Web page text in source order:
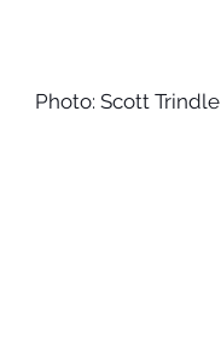
Photo: Scott Trindle